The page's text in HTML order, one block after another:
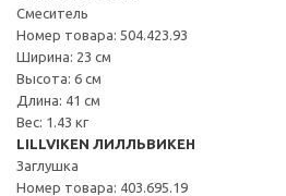
Смеситель
Номер товара: 504.423.93
Ширина: 23 см
Высота: 6 см
Длина: 41 см
Вес: 1.43 кг
LILLVIKEN ЛИЛЛЬВИКЕН
Заглушка
Номер товара: 403.695.19